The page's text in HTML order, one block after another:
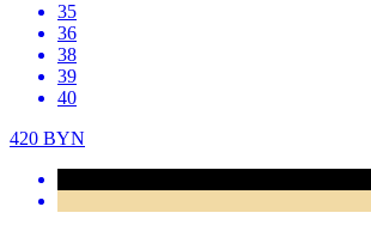
35
36
38
39
40
420 BYN